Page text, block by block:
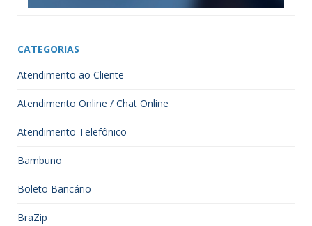
CATEGORIAS
Atendimento ao Cliente
Atendimento Online / Chat Online
Atendimento Telefônico
Bambuno
Boleto Bancário
BraZip